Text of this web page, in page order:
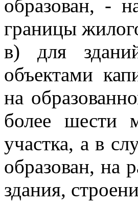
образован, -
границы
в) для
объектами
на
более шести
участка, а в
образован, на
здания,